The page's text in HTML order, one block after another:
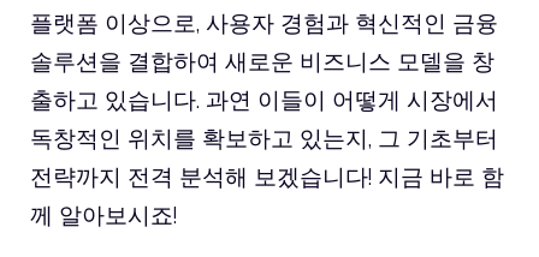
플랫폼 이상으로, 사용자 경험과 혁신적인 금융
솔루션을 결합하여 새로운 비즈니스 모델을 창
출하고 있습니다. 과연 이들이 어떻게 시장에서
독창적인 위치를 확보하고 있는지, 그 기초부터
전략까지 전격 분석해 보겠습니다! 지금 바로 함
께 알아보시죠!